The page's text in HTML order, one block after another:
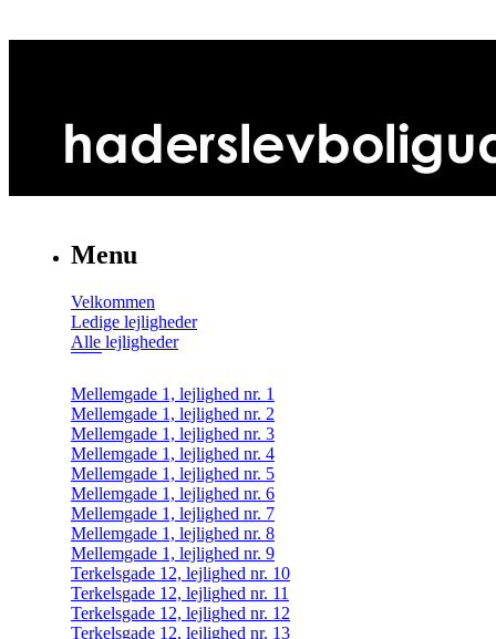
Menu
Velkommen
Ledige lejligheder
Alle lejligheder
Mellemgade 1, lejlighed nr. 1
Mellemgade 1, lejlighed nr. 2
Mellemgade 1, lejlighed nr. 3
Mellemgade 1, lejlighed nr. 4
Mellemgade 1, lejlighed nr. 5
Mellemgade 1, lejlighed nr. 6
Mellemgade 1, lejlighed nr. 7
Mellemgade 1, lejlighed nr. 8
Mellemgade 1, lejlighed nr. 9
Terkelsgade 12, lejlighed nr. 10
Terkelsgade 12, lejlighed nr. 11
Terkelsgade 12, lejlighed nr. 12
Terkelsgade 12, lejlighed nr. 13